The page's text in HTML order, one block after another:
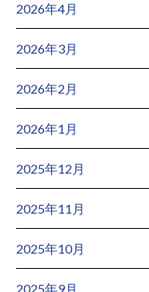
2026年4月
2026年3月
2026年2月
2026年1月
2025年12月
2025年11月
2025年10月
2025年9月